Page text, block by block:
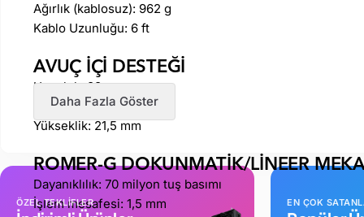
Ağırlık (kablosuz): 962 g
Kablo Uzunluğu: 6 ft
AVUÇ İÇİ DESTEĞİ
Uzunluk: 88 mm
Genişlik: 445 mm
Yükseklik: 21,5 mm
ROMER-G DOKUNMATİK/LİNEER
Dayanıklılık: 70 milyon tuş basımı
İşlem mesafesi: 1,5 mm
Daha Fazla Göster
ÖZEL TEKLİFLER EN ÇOK